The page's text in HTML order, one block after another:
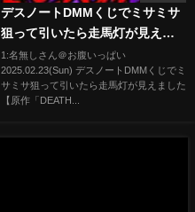
デスノートDMMくじでミサミサ
狙って引いたら走馬灯が見えま
した【原作「DEATH NOTE」
DMMくじ】
1:名無しさん＠お腹いっぱい
2025.02.23(Sun) デスノートDMMくじでミ
サミサ狙って引いたら走馬灯が見えました
【原作「DEATH...